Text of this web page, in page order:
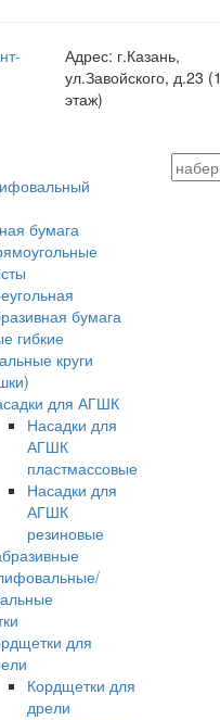
Адрес: г.Казань,
ул.Завойского, д.23 (1
этаж)
бумага
бумага
гибкие
круги
для АГШК
Насадки для
АГШК
пластмассовые
Насадки для
АГШК
резиновые
для
Кордщетки для
дрели